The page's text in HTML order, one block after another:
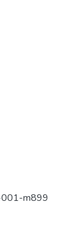
m899